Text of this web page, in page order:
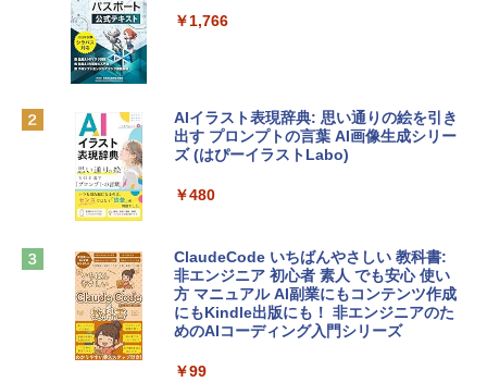
e Intelligence、Liquid Retinaディスプ
￥162,598
tomtoc 360°保護 15.6 16インチ パソコ
￥2,952
Apple 2026 MacBook Air M5チップ搭載
igence、13.6インチLiquid Retinaディ
インゲームコード】 ロブロックス | オン
Microsoft Office Home & Business 202
4(最新 永続版)|オンラインコード版|Wind
Robloxギフトカード - 2,000 Robux 【限
定バーチャルアイテムを含む】 【オンラ
インゲームコード】 ロブロックス | オン
ラインコード版
￥3,200
￥1,766
AIイラスト表現辞典: 思い通りの絵を引き
出す プロンプトの言葉 AI画像生成シリー
ズ (はぴーイラストLabo)
￥480
ClaudeCode いちばんやさしい 教科書:
非エンジニア 初心者 素人 でも安心 使い
方 マニュアル AI副業にもコンテンツ作成
にもKindle出版にも！ 非エンジニアのた
めのAIコーディング入門シリーズ
￥99